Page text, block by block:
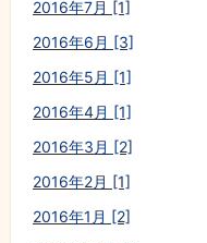
2016年7月 [1]
2016年6月 [3]
2016年5月 [1]
2016年4月 [1]
2016年3月 [2]
2016年2月 [1]
2016年1月 [2]